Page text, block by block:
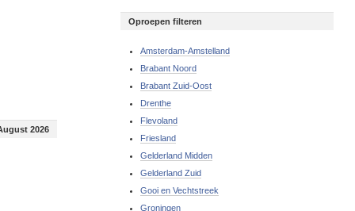
2026
Oproepen filteren
Amsterdam-Amstelland
Brabant Noord
Brabant Zuid-Oost
Drenthe
Flevoland
Friesland
Gelderland Midden
Gelderland Zuid
Gooi en Vechtstreek
Groningen